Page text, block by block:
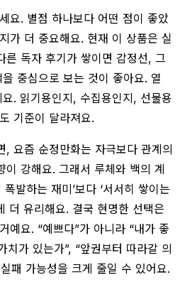
요. 별점 하나보다 어떤 점이 좋았
가 더 중요해요. 현재 이 상품은 실
른 독자 후기가 쌓이면 감정선, 그
중심으로 보는 것이 좋아요. 열
. 읽기용인지, 수집용인지, 선물용
기준이 달라져요.
, 요즘 순정만화는 자극보다 관계의
이 강해요. 그래서 루체와 백의 계
발하는 재미’보다 ‘서서히 쌓이는
더 유리해요. 결국 현명한 선택은
예요. “예쁘다”가 아니라 “내가 좋
치가 있는가”, “앞권부터 따라갈 의
패 가능성을 크게 줄일 수 있어요.